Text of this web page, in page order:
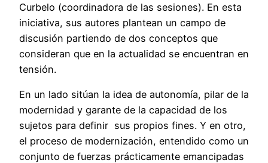
Curbelo (coordinadora de las sesiones). En esta
iniciativa, sus autores plantean un campo de
discusión partiendo de dos conceptos que
consideran que en la actualidad se encuentran en
tensión.
En un lado sitúan la idea de autonomía, pilar de la
modernidad y garante de la capacidad de los
sujetos para definir sus propios fines. Y en otro,
el proceso de modernización, entendido como un
conjunto de fuerzas prácticamente emancipadas